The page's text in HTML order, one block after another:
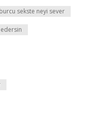
sekste neyi sever